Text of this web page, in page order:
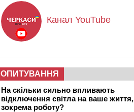
Канал YouTube
ОПИТУВАННЯ
На скільки сильно впливають
відключення світла на ваше життя,
зокрема роботу?